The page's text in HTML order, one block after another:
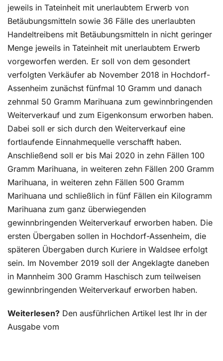
jeweils in Tateinheit mit unerlaubtem Erwerb von
Betäubungsmitteln sowie 36 Fälle des unerlaubten
Handeltreibens mit Betäubungsmitteln in nicht geringer
Menge jeweils in Tateinheit mit unerlaubtem Erwerb
vorgeworfen werden. Er soll von dem gesondert
verfolgten Verkäufer ab November 2018 in Hochdorf-
Assenheim zunächst fünfmal 10 Gramm und danach
zehnmal 50 Gramm Marihuana zum gewinnbringenden
Weiterverkauf und zum Eigenkonsum erworben haben.
Dabei soll er sich durch den Weiterverkauf eine
fortlaufende Einnahmequelle verschafft haben.
Anschließend soll er bis Mai 2020 in zehn Fällen 100
Gramm Marihuana, in weiteren zehn Fällen 200 Gramm
Marihuana, in weiteren zehn Fällen 500 Gramm
Marihuana und schließlich in fünf Fällen ein Kilogramm
Marihuana zum ganz überwiegenden
gewinnbringenden Weiterverkauf erworben haben. Die
ersten Übergaben sollen in Hochdorf-Assenheim, die
späteren Übergaben durch Kuriere in Waldsee erfolgt
sein. Im November 2019 soll der Angeklagte daneben
in Mannheim 300 Gramm Haschisch zum teilweisen
gewinnbringenden Weiterverkauf erworben haben.
Weiterlesen? Den ausführlichen Artikel lest Ihr in der
Ausgabe vom